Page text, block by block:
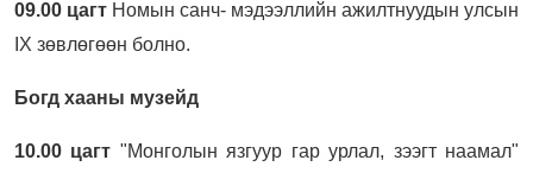
09.00 цагт Номын санч- мэдээллийн ажилтнуудын улсын
IX зөвлөгөөн болно.
Богд хааны музейд
10.00 цагт "Монголын язгуур гар урлал, зээгт наамал"